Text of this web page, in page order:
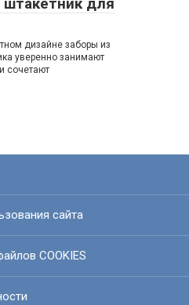
для
дизайне заборы из
уверенно занимают
сочетают
сайта
COOKIES